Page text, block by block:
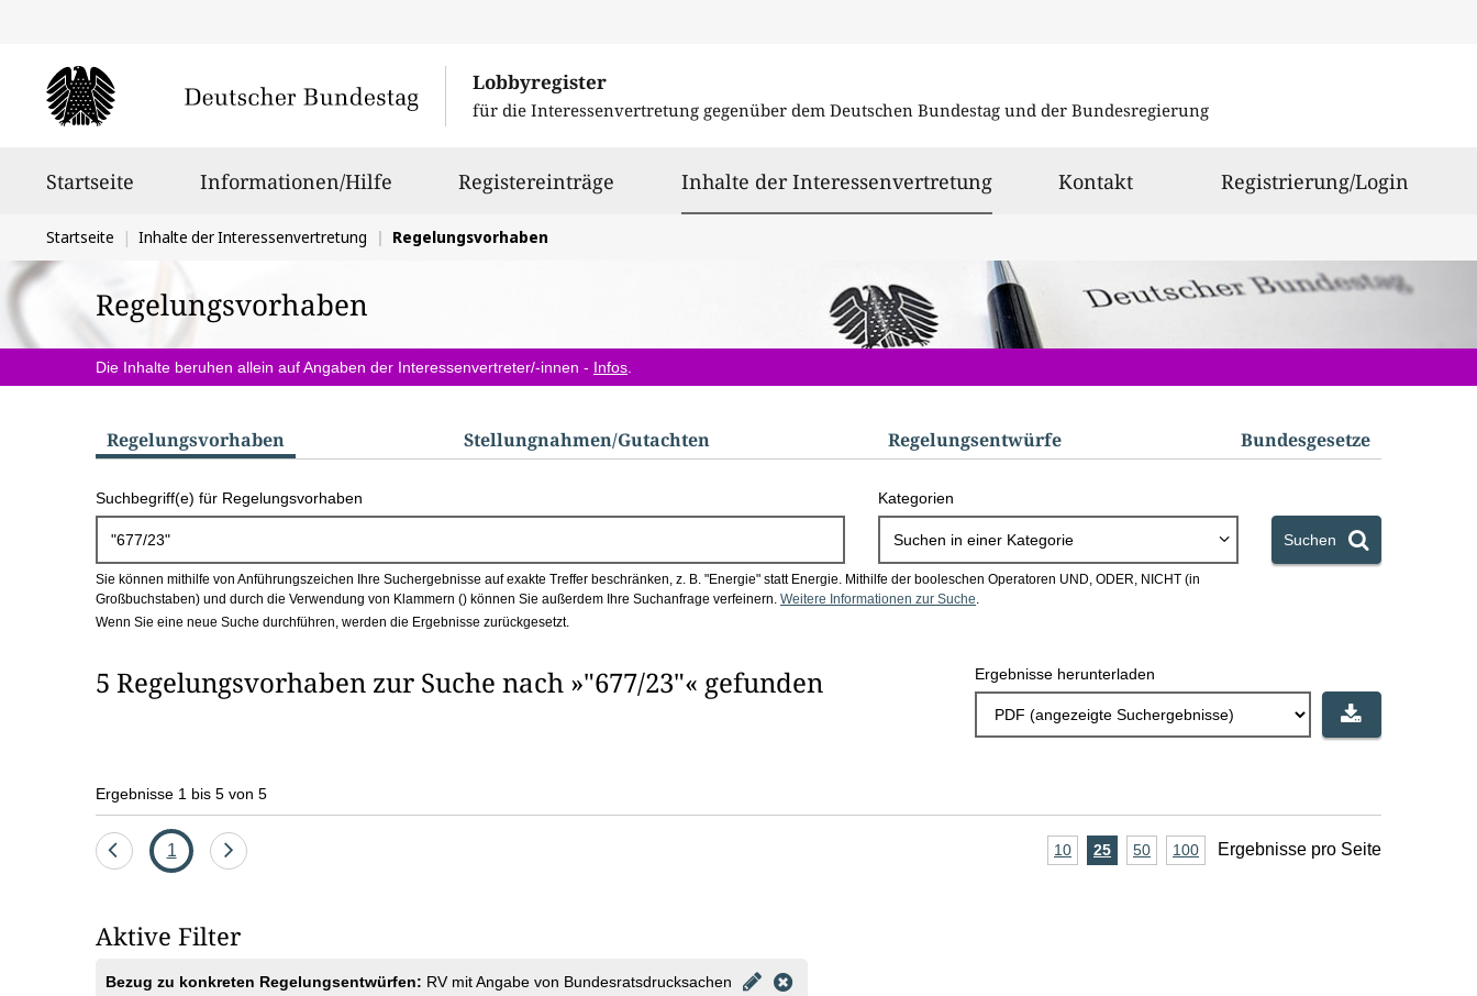
Lobbyregister
für die Interessenvertretung gegenüber dem Deutschen Bundestag und der Bundesregierung
Startseite Informationen/Hilfe Registereinträge Inhalte der Interessenvertretungausgewählt
Kontakt Registrierung/Login
Sie
befinden
sich
hier:
Startseite Inhalte der Interessenvertretung Regelungsvorhaben
Regelungsvorhaben
Die Inhalte beruhen allein auf Angaben der Interessenvertreter/-innen - Infos
S
u
c
h
b
x
Regelungs­vorhaben Stellungnahmen/​Gutachten Regelungs­entwürfe Bundes­gesetze
Suchbegriff(e) für Regelungsvorhaben Kategorien
Suchen in einer Kategorie Suchen
Sie können mithilfe von Anführungszeichen Ihre Suchergebnisse auf exakte Treffer beschränken, z. B. "Energie" statt Energie. Mithilfe der booleschen Operatoren UND, ODER, NICHT (in
Großbuchstaben) und durch die Verwendung von Klammern () können Sie außerdem Ihre Suchanfrage verfeinern. Weitere Informationen zur Suche.
Wenn Sie eine neue Suche durchführen, werden die Ergebnisse zurückgesetzt.
5 Regelungsvorhaben zur Suche nach »"677/23"« gefunden Ergebnisse herunterladen
Ergebnisse 1 bis 5 von 5
Eine
Seite
1
Eine
A
10Ergebnisse
25Ergebnisse
50Ergebnisse
100Ergebnisse
Ergebnisse pro Seite
Aktive Filter
Bezug zu konkreten Regelungsentwürfen: RV mit Angabe von Bundesratsdrucksachen